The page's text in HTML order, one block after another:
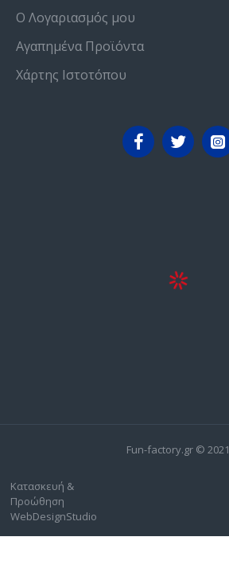
Ο Λογαριασμός μου
Αγαπημένα Προϊόντα
Χάρτης Ιστοτόπου
Fun-factory.gr © 2021
Κατασκευή &
Προώθηση
WebDesignStudio